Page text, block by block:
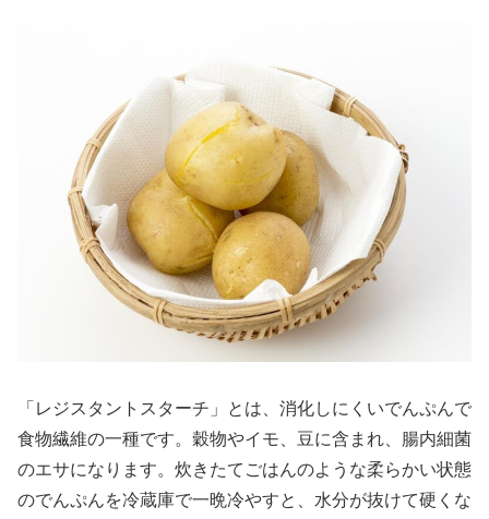
「レジスタントスターチ」とは、消化しにくいでんぷんで
食物繊維の一種です。穀物やイモ、豆に含まれ、腸内細菌
のエサになります。炊きたてごはんのような柔らかい状態
のでんぷんを冷蔵庫で一晩冷やすと、水分が抜けて硬くな